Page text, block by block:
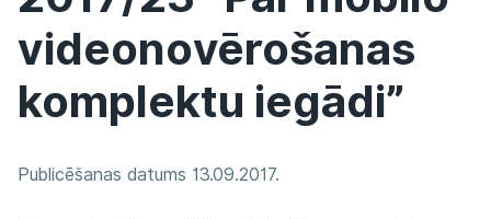
videonovērošanas
komplektu iegādi”
Publicēšanas datums 13.09.2017.